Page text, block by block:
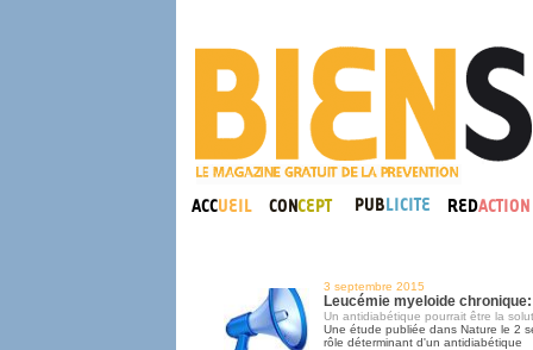
3 septembre 2015
Leucémie myeloide
Un antidiabétique pourrait être la
Une étude publiée dans Nature le 2
rôle déterminant d'un antidiabétique